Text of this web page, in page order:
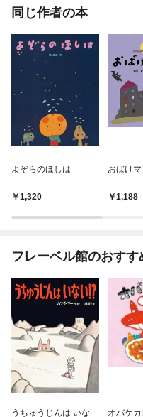
同じ作者の本
よぞらのほしは
1,320
おばけ
1,188
フレーベル館のおすす
うちゅうじんは いな オバケ